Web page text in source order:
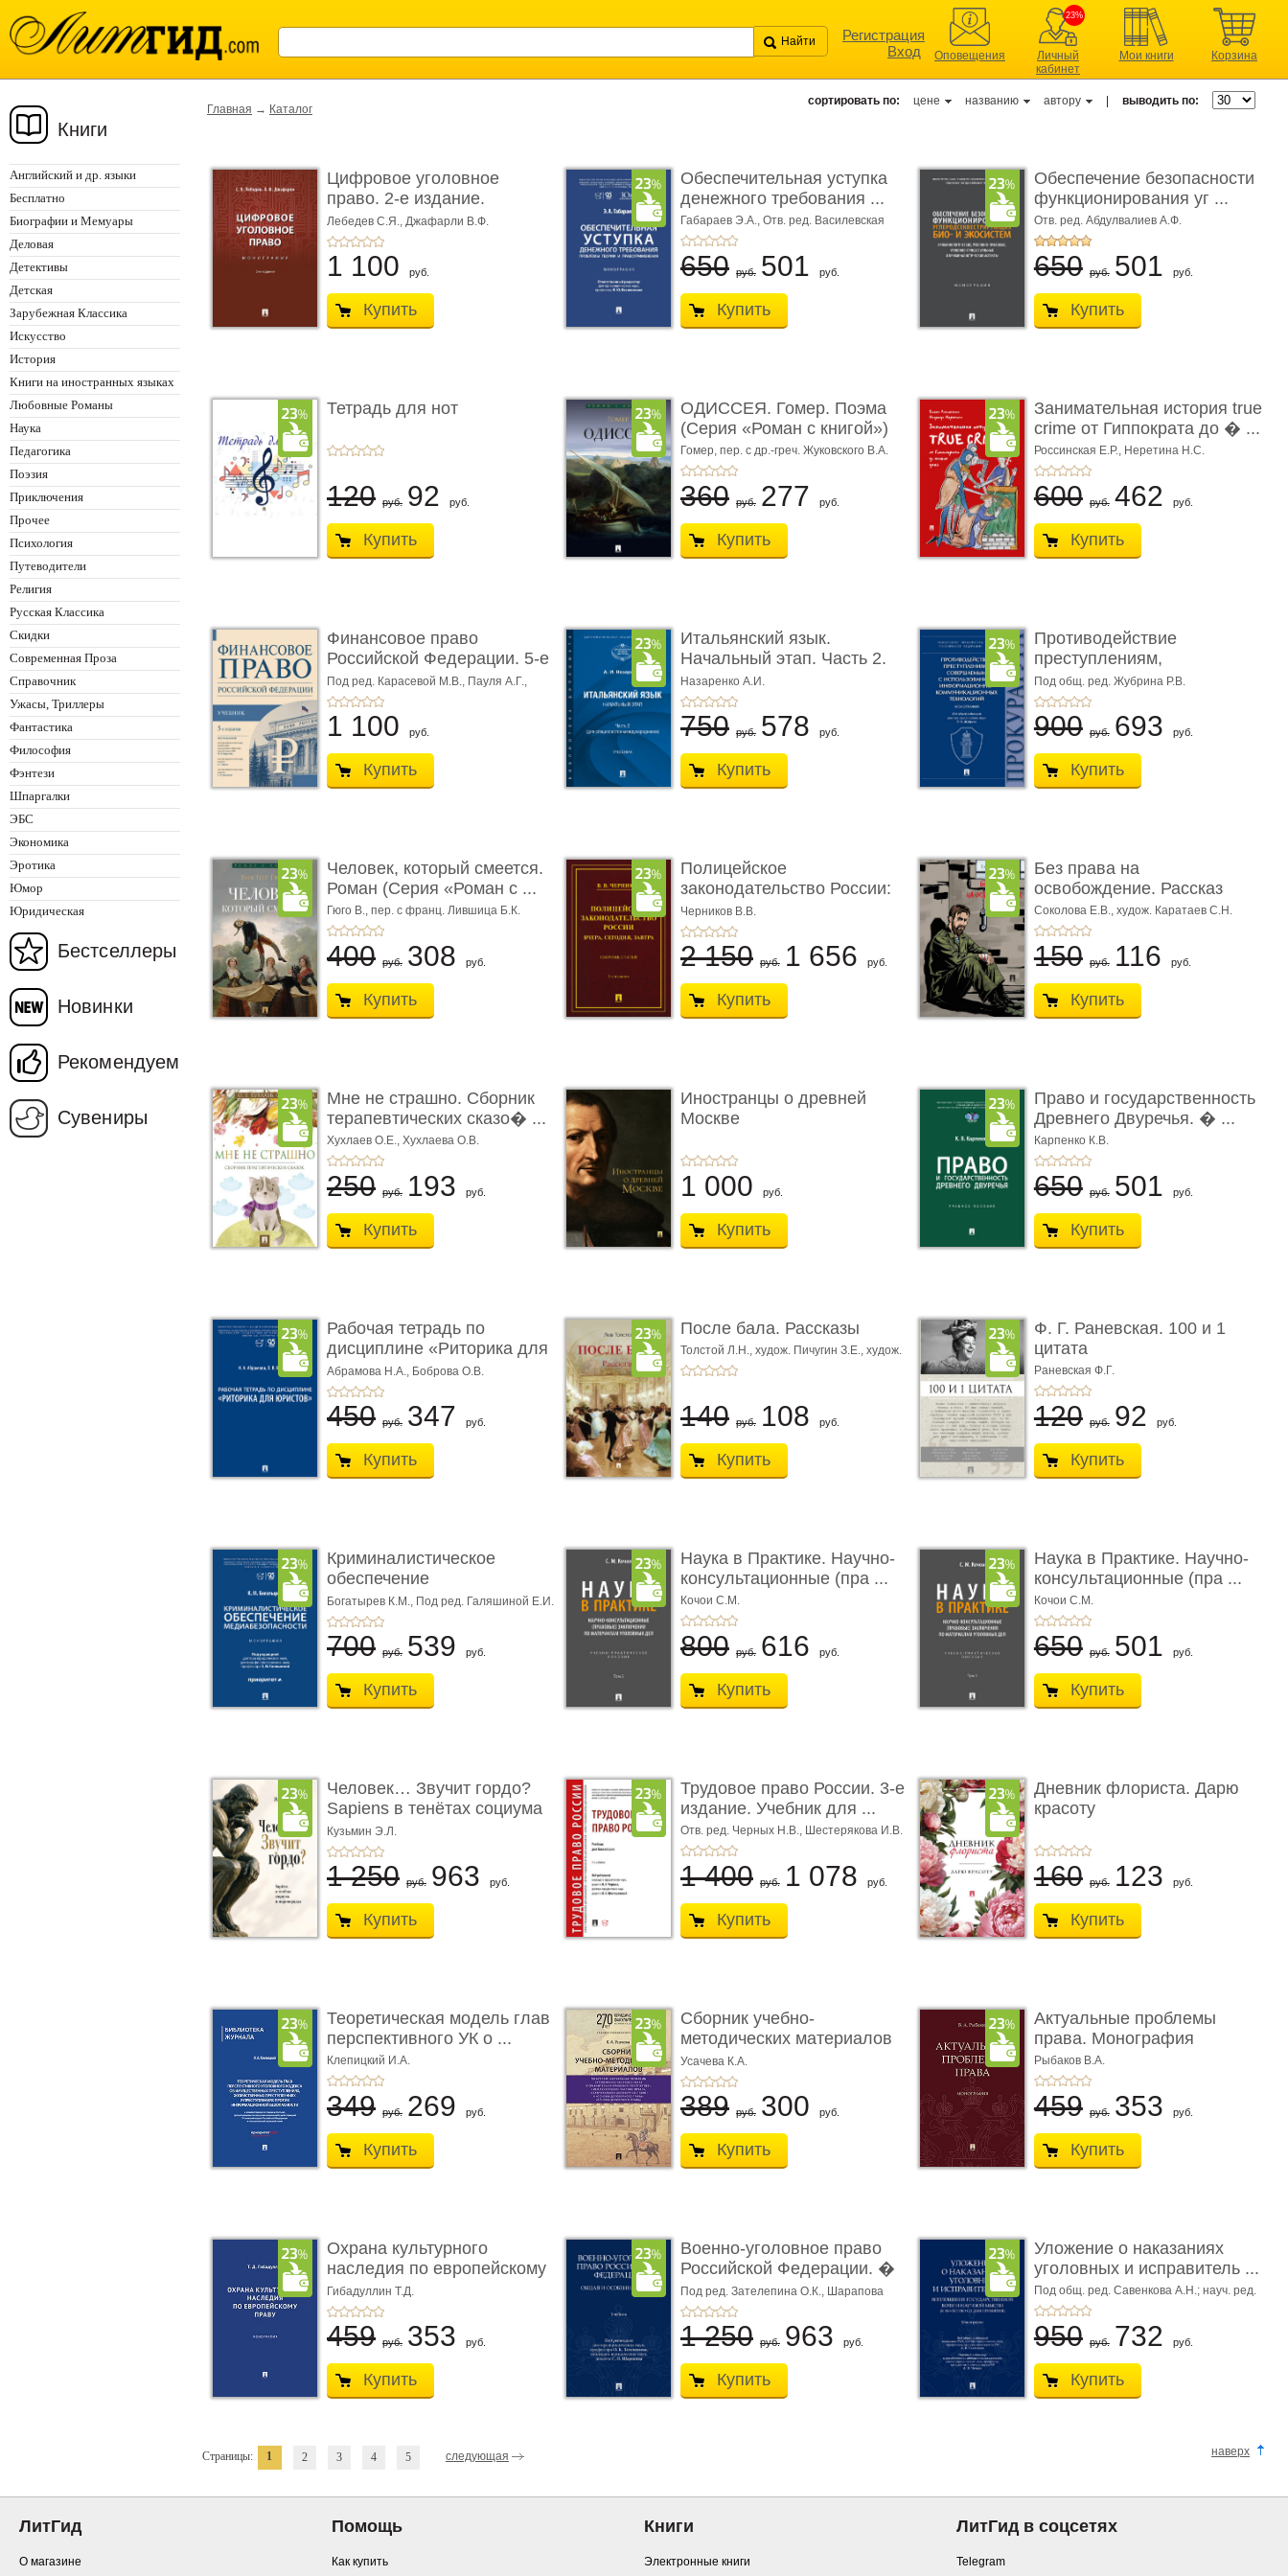
Регистрация
Вход
Оповещения
23%
Личный
кабинет
Мои книги Корзина
Книги
Английский и др. языки
Бесплатно
Биографии и Мемуары
Деловая
Детективы
Детская
Зарубежная Классика
Искусство
История
Книги на иностранных языках
Любовные Романы
Наука
Педагогика
Поэзия
Приключения
Прочее
Психология
Путеводители
Религия
Русская Классика
Скидки
Современная Проза
Справочник
Ужасы, Триллеры
Фантастика
Философия
Фэнтези
Шпаргалки
ЭБС
Экономика
Эротика
Юмор
Юридическая
Бестселлеры
Новинки
Рекомендуем
Сувениры
Главная → Каталог
сортировать по: цене названию автору выводить по:
Цифровое уголовное
право. 2-е издание.
Монограф ...
Лебедев С.Я., Джафарли В.Ф.
1 100 руб.
Купить
Обеспечительная уступка
денежного требования ...
Габараев Э.А., Отв. ред. Василевская
Л.Ю.,вступ. сл. Каретина М.Г.
650 руб. 501 руб.
Купить
Обеспечение безопасности
функционирования уг ...
Отв. ред. Абдулвалиев А.Ф.
650 руб. 501 руб.
Купить
Тетрадь для нот
120 руб. 92 руб.
Купить
ОДИССЕЯ. Гомер. Поэма
(Серия «Роман с книгой»)
Гомер, пер. с др.-греч. Жуковского В.А.
360 руб. 277 руб.
Купить
Занимательная история true
crime от Гиппократа до � ...
Россинская Е.Р., Неретина Н.С.
600 руб. 462 руб.
Купить
Финансовое право
Российской Федерации. 5-е
изд� ...
Под ред. Карасевой М.В., Пауля А.Г.,
Красюкова А.В.
1 100 руб.
Купить
Итальянский язык.
Начальный этап. Часть 2.
Учеб� ...
Назаренко А.И.
750 руб. 578 руб.
Купить
Противодействие
преступлениям,
совершаемым с ...
Под общ. ред. Жубрина Р.В.
900 руб. 693 руб.
Купить
Человек, который смеется.
Роман (Серия «Роман с ...
Гюго В., пер. с франц. Лившица Б.К.
400 руб. 308 руб.
Купить
Полицейское
законодательство России:
вчера, с� ...
Черников В.В.
2 150 руб. 1 656 руб.
Купить
Без права на
освобождение. Рассказ
Соколова Е.В., худож. Каратаев С.Н.
150 руб. 116 руб.
Купить
Мне не страшно. Сборник
терапевтических сказо� ...
Хухлаев О.Е., Хухлаева О.В.
250 руб. 193 руб.
Купить
Иностранцы о древней
Москве
1 000 руб.
Купить
Право и государственность
Древнего Двуречья. � ...
Карпенко К.В.
650 руб. 501 руб.
Купить
Рабочая тетрадь по
дисциплине «Риторика для
ю� ...
Абрамова Н.А., Боброва О.В.
450 руб. 347 руб.
Купить
После бала. Рассказы
Толстой Л.Н., худож. Пичугин З.Е., худож.
Лебедев А.И.,
140 руб. 108 руб.
Купить
Ф. Г. Раневская. 100 и 1
цитата
Раневская Ф.Г.
120 руб. 92 руб.
Купить
Криминалистическое
обеспечение
медиабезопас� ...
Богатырев К.М., Под ред. Галяшиной Е.И.
700 руб. 539 руб.
Купить
Наука в Практике. Научно-
консультационные (пра ...
Кочои С.М.
800 руб. 616 руб.
Купить
Наука в Практике. Научно-
консультационные (пра ...
Кочои С.М.
650 руб. 501 руб.
Купить
Человек… Звучит гордо?
Sapiens в тенётах социума
� ...
Кузьмин Э.Л.
1 250 руб. 963 руб.
Купить
Трудовое право России. 3-е
издание. Учебник для ...
Отв. ред. Черных Н.В., Шестерякова И.В.
1 400 руб. 1 078 руб.
Купить
Дневник флориста. Дарю
красоту
160 руб. 123 руб.
Купить
Теоретическая модель глав
перспективного УК о ...
Клепицкий И.А.
349 руб. 269 руб.
Купить
Сборник учебно-
методических материалов
по кур ...
Усачева К.А.
389 руб. 300 руб.
Купить
Актуальные проблемы
права. Монография
Рыбаков В.А.
459 руб. 353 руб.
Купить
Охрана культурного
наследия по европейскому
п ...
Гибадуллин Т.Д.
459 руб. 353 руб.
Купить
Военно-уголовное право
Российской Федерации. �
...
Под ред. Зателепина О.К., Шарапова
С.Н.
1 250 руб. 963 руб.
Купить
Уложение о наказаниях
уголовных и исправитель ...
Под общ. ред. Савенкова А.Н.; науч. ред.
и рук. авт. кол. Чучаев А.И.
950 руб. 732 руб.
Купить
Страницы: 1 2 3 4 5 следующая наверх
ЛитГид
О магазине
Помощь
Как купить
Книги
Электронные книги
ЛитГид в соцсетях
Telegram